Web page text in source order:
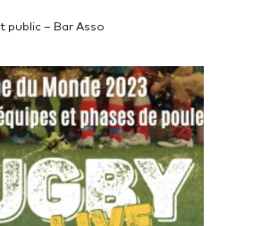
public – Bar Asso